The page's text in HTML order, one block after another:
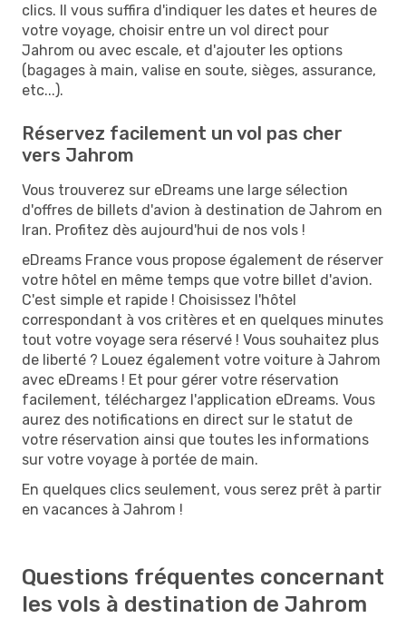
clics. Il vous suffira d'indiquer les dates et heures de
votre voyage, choisir entre un vol direct pour
Jahrom ou avec escale, et d'ajouter les options
(bagages à main, valise en soute, sièges, assurance,
etc...).
Réservez facilement un vol pas cher
vers Jahrom
Vous trouverez sur eDreams une large sélection
d'offres de billets d'avion à destination de Jahrom en
Iran. Profitez dès aujourd'hui de nos vols !
eDreams France vous propose également de réserver
votre hôtel en même temps que votre billet d'avion.
C'est simple et rapide ! Choisissez l'hôtel
correspondant à vos critères et en quelques minutes
tout votre voyage sera réservé ! Vous souhaitez plus
de liberté ? Louez également votre voiture à Jahrom
avec eDreams ! Et pour gérer votre réservation
facilement, téléchargez l'application eDreams. Vous
aurez des notifications en direct sur le statut de
votre réservation ainsi que toutes les informations
sur votre voyage à portée de main.
En quelques clics seulement, vous serez prêt à partir
en vacances à Jahrom !
Questions fréquentes concernant
les vols à destination de Jahrom